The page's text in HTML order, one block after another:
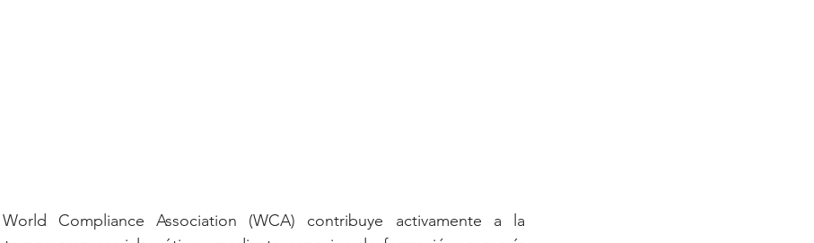
Compliance Association (WCA) contribuye activamente a la